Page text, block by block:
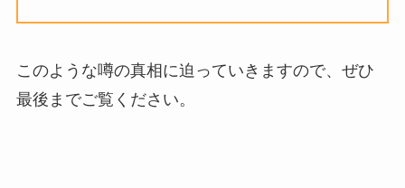
このような噂の真相に迫っていきますので、ぜひ
最後までご覧ください。